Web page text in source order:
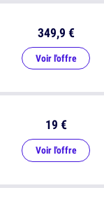
349,9 €
Voir l'offre
19 €
Voir l'offre